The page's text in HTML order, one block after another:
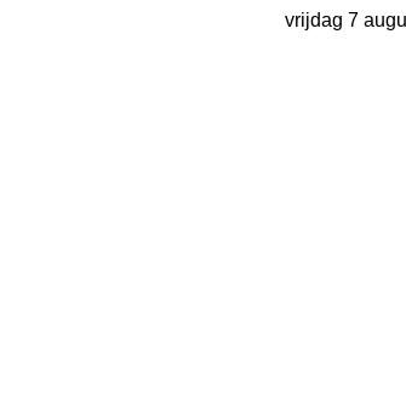
vrijdag 7